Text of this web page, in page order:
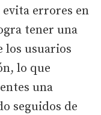
errores en
tener una
los usuarios
lo que
una
seguidos de